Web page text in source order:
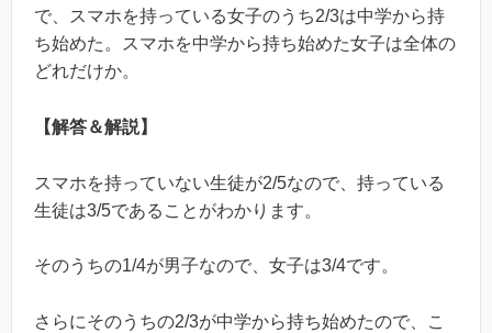
で、スマホを持っている女子のうち2/3は中学から持
ち始めた。スマホを中学から持ち始めた女子は全体の
どれだけか。
【解答＆解説】
スマホを持っていない生徒が2/5なので、持っている
生徒は3/5であることがわかります。
そのうちの1/4が男子なので、女子は3/4です。
さらにそのうちの2/3が中学から持ち始めたので、こ